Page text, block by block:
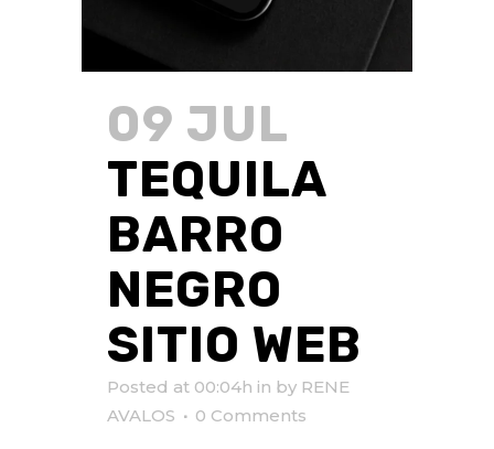
09 JUL
TEQUILA
BARRO
NEGRO
SITIO WEB
Posted at 00:04h in by RENE
AVALOS
0 Comments